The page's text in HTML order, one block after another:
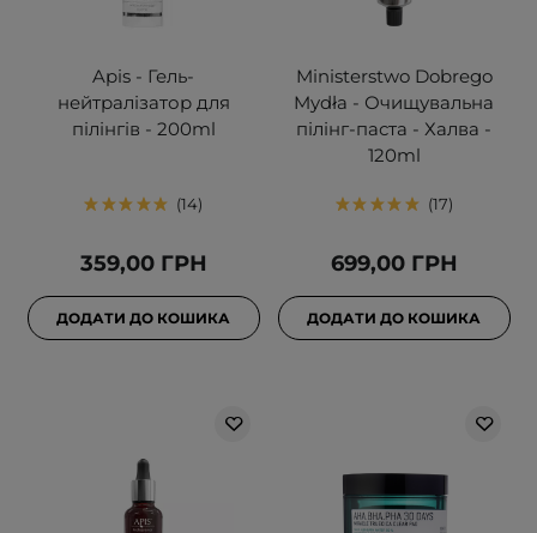
Apis - Гель-
нейтралізатор для
пілінгів - 200ml
14
359,00 ГРН
ДОДАТИ ДО КОШИКА
Ministerstwo Dobrego
Mydła - Очищувальна
пілінг-паста - Халва -
120ml
17
699,00 ГРН
ДОДАТИ ДО КОШИКА